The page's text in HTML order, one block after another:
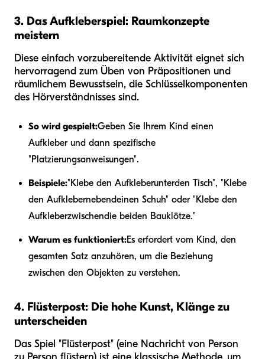
3. Das Aufkleberspiel: Raumkonzepte
meistern
Diese einfach vorzubereitende Aktivität eignet sich
hervorragend zum Üben von Präpositionen und
räumlichem Bewusstsein, die Schlüsselkomponenten
des Hörverständnisses sind.
So wird gespielt:Geben Sie Ihrem Kind einen
Aufkleber und dann spezifische
"Platzierungsanweisungen".
Beispiele:"Klebe den Aufkleberunterden Tisch", "Klebe
den Aufklebernebendeinen Schuh" oder "Klebe den
Aufkleberzwischendie beiden Bauklötze."
Warum es funktioniert:Es erfordert vom Kind, den
gesamten Satz anzuhören, um die Beziehung
zwischen den Objekten zu verstehen.
4. Flüsterpost: Die hohe Kunst, Klänge zu
unterscheiden
Das Spiel "Flüsterpost" (eine Nachricht von Person